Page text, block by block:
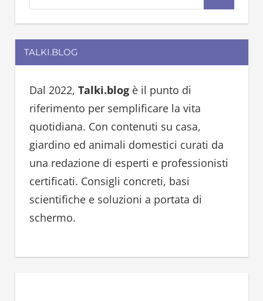
e
a
r
c
f
o
r
:
e
a
TALKI.BLOG
Dal 2022, Talki.blogè il punto di
riferimento per semplificare la vita
quotidiana. Con contenuti su casa,
giardino ed animali domestici curati da
una redazione di esperti e professionisti
certificati. Consigli concreti, basi
scientifiche e soluzioni a portata di
schermo.